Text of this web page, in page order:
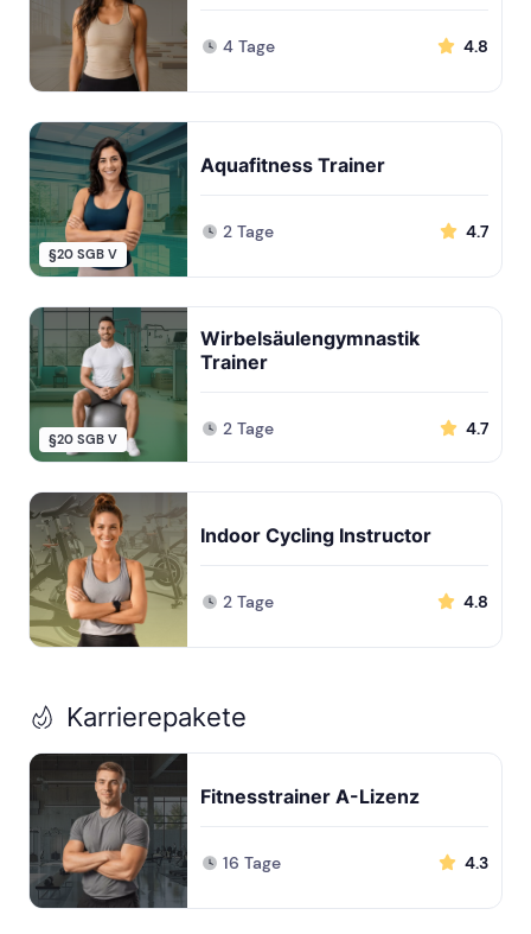
4 Tage 4.8
§20 SGB V
Aquafitness Trainer
2 Tage 4.7
§20 SGB V
Wirbelsäulengymnastik
Trainer
2 Tage 4.7
Indoor Cycling Instructor
2 Tage 4.8
Karrierepakete
Fitnesstrainer A-Lizenz
16 Tage 4.3